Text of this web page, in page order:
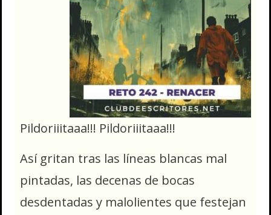
Pildoriiitaaa!!! Pildoriiitaaa!!!
Así gritan tras las líneas blancas mal
pintadas, las decenas de bocas
desdentadas y malolientes que festejan